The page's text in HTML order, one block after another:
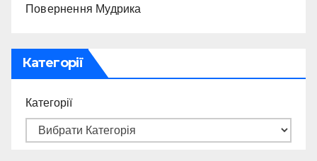
Повернення Мудрика
Категорії
Категорії